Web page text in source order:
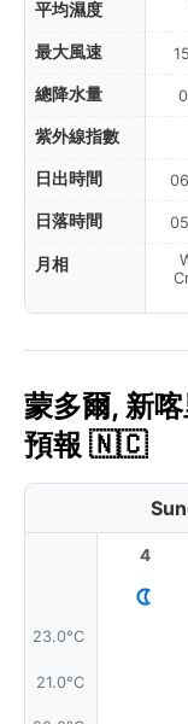
平均濕度
最大風速
總降水量
紫外線指數
日出時間
日落時間
月相
蒙多爾, 新
預報 🇳🇨
23.0°C
21.0°C
4